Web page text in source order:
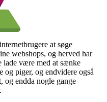
at søge
webshops, og herved har
lade være med at sænke
og piger, og endvidere også
og endda nogle gange